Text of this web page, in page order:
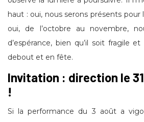
haut : oui, nous serons présents pour
oui, de l’octobre au novembre,
d’espérance, bien qu’il soit fragile
debout et en fête.
Invitation : direction le
!
Si la performance du 3 août a